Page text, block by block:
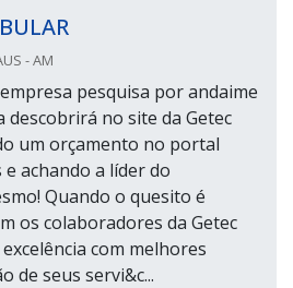
- AM
pesquisa por andaime
no site da Getec
um orçamento no portal
achando a líder do
Quando o quesito é
os colaboradores da Getec
com melhores
de seus servi&c...